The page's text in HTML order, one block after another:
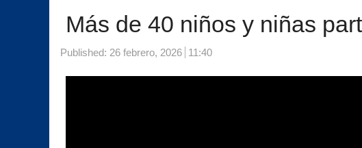
Más de 40 niños y niñas
Published: 26 febrero, 2026 11:40